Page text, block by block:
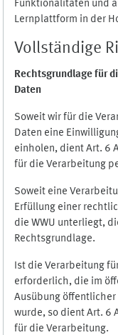
Funktionalitäten und
Lernplattform in der
Vollständige
Rechtsgrundlage für
Daten
Soweit wir für die
Daten eine
einholen, dient Art. 6
für die Verarbeitung
Soweit eine
Erfüllung einer
die WWU unterliegt,
Rechtsgrundlage.
Ist die Verarbeitung
erforderlich, die im
Ausübung öffentlicher
wurde, so dient Art. 6
für die Verarbeitung.